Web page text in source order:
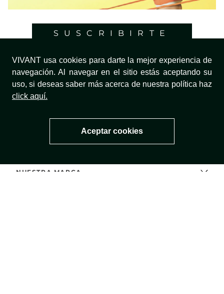
VIVANT usa cookies para darte la mejor experiencia de
navegación. Al navegar en el sitio estás aceptando su
uso, si deseas saber más acerca de nuestra política haz
click aquí.
Aceptar cookies
SUSCRIBIRTE
¿NECESITAS AYUDA?
TÉRMINOS Y CONDICIONES
NUESTRA MARCA